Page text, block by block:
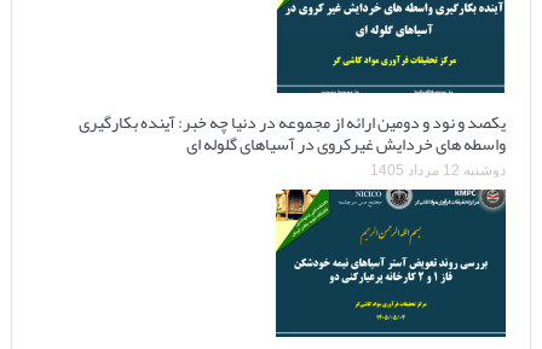
یکصد و نود و دومین ارائه از مجموعه در دنیا چه خبر: آینده بکارگیری
واسطه های خردایش غیرکروی در آسیاهای گلوله ای
دوشنبه 12 مرداد 1405